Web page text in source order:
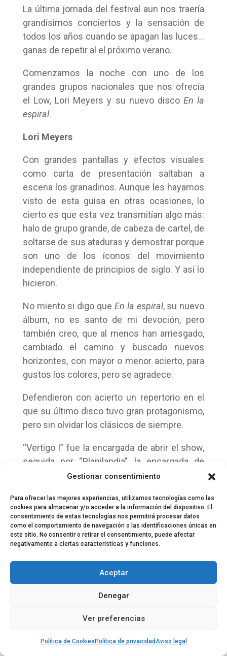
Gestionar consentimiento
Para ofrecer las mejores experiencias, utilizamos tecnologías como las
cookies para almacenar y/o acceder a la información del dispositivo. El
consentimiento de estas tecnologías nos permitirá procesar datos
como el comportamiento de navegación o las identificaciones únicas en
este sitio. No consentir o retirar el consentimiento, puede afectar
negativamente a ciertas características y funciones.
Aceptar
Denegar
Ver preferencias
Política de Cookies Política de privacidadAviso legal
La última jornada del festival aun nos traería
grandísimos conciertos y la sensación de
todos los años cuando se apagan las luces…
ganas de repetir al el próximo verano.
Comenzamos la noche con uno de los
grandes grupos nacionales que nos ofrecía
el Low, Lori Meyers y su nuevo discoEn la
espiral.
Lori Meyers
Con grandes pantallas y efectos visuales
como carta de presentación saltaban a
escena los granadinos. Aunque les hayamos
visto de esta guisa en otras ocasiones, lo
cierto es que esta vez transmitían algo más:
halo de grupo grande, de cabeza de cartel, de
soltarse de sus ataduras y demostrar porque
son uno de los íconos del movimiento
independiente de principios de siglo. Y así lo
hicieron.
No miento si digo que En la espiral, su nuevo
álbum, no es santo de mi devoción, pero
también creo, que al menos han arriesgado,
cambiado el camino y buscado nuevos
horizontes, con mayor o menor acierto, para
gustos los colores, pero se agradece.
Defendieron con acierto un repertorio en el
que su último disco tuvo gran protagonismo,
pero sin olvidar los clásicos de siempre.
“Vertigo I” fue la encargada de abrir el show,
seguida por “Planilandia”, la encargada de
abrir los conciertos de su anterior gira,
“Evolución”, el que fue el primer adelanto, y
en el que se vio a Noni como un auténtico
frontman, con el solo acompañamiento del
micro (lo que se repitió varias veces durante
“Luces de neón”, con el consiguiente
alboroto de un multitudinario público, “Todo
y el single “Siempre brilla el sol” sirve de
enfocado los conciertos de esta gira los Lori: